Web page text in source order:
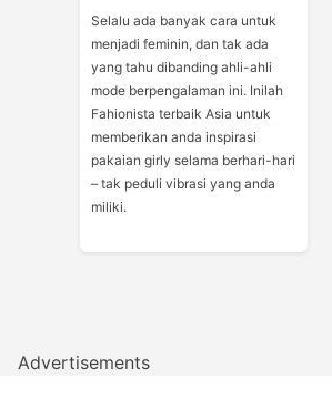
Selalu ada banyak cara untuk
menjadi feminin, dan tak ada
yang tahu dibanding ahli-ahli
mode berpengalaman ini. Inilah
Fahionista terbaik Asia untuk
memberikan anda inspirasi
pakaian girly selama berhari-hari
– tak peduli vibrasi yang anda
miliki.
Advertisements